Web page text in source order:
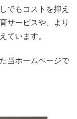
でもコストを抑え
サービスや、より
ています。
当ホームページで